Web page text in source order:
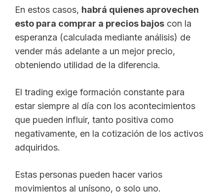
En estos casos, habrá quienes aprovechen
esto para comprar a precios bajos con la
esperanza (calculada mediante análisis) de
vender más adelante a un mejor precio,
obteniendo utilidad de la diferencia.
El trading exige formación constante para
estar siempre al día con los acontecimientos
que pueden influir, tanto positiva como
negativamente, en la cotización de los activos
adquiridos.
Estas personas pueden hacer varios
movimientos al unísono, o solo uno.